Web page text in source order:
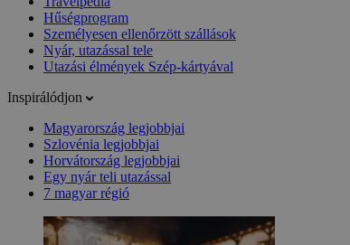
Hűségprogram
Személyesen ellenőrzött szállások
Nyár, utazással tele
Utazási élmények Szép-kártyával
Inspirálódjon
Magyarország legjobbjai
Szlovénia legjobbjai
Horvátország legjobbjai
Egy nyár teli utazással
7 magyar régió